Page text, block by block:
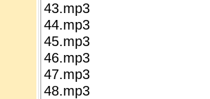
43.mp3
44.mp3
45.mp3
46.mp3
47.mp3
48.mp3